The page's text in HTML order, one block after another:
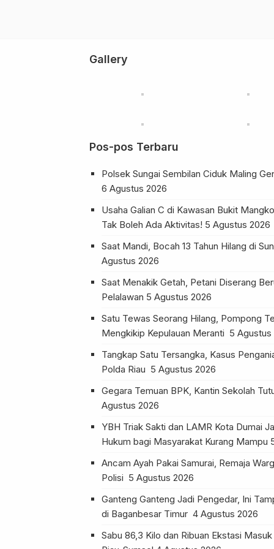
Gallery
Pos-pos Terbaru
Polsek Sungai Sembilan Ciduk Maling
6 Agustus 2026
Usaha Galian C di Kawasan Bukit
Tak Boleh Ada Aktivitas! 5 Agustus 2026
Saat Mandi, Bocah 13 Tahun Hilang di
Agustus 2026
Saat Menakik Getah, Petani Diserang
Pelalawan 5 Agustus 2026
Satu Tewas Seorang Hilang, Pompong
Mengkikip Kepulauan Meranti 5 Agustus
Tangkap Satu Tersangka, Kasus
Polda Riau 5 Agustus 2026
Gegara Temuan BPK, Kantin Sekolah
Agustus 2026
YBH Triak Sakti dan LAMR Kota Dumai
Hukum bagi Masyarakat Kurang Mampu
Ancam Ayah Pakai Samurai, Remaja
Polisi 5 Agustus 2026
Ganteng Ganteng Jadi Pengedar, Ini
di Baganbesar Timur 4 Agustus 2026
Sabu 86,3 Kilo dan Ribuan Ekstasi